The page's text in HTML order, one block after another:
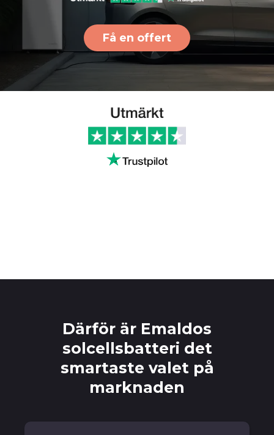
Få en offert
Därför är Emaldos
solcellsbatteri det
smartaste valet på
marknaden